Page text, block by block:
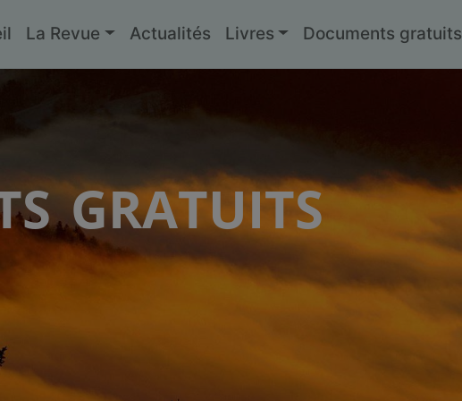
La Revue Actualités Livres Documents gratuits
gratuits